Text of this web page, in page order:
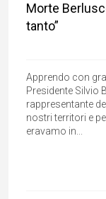
Morte
tanto”
Apprendo con
Presidente Silvio
rappresentante
nostri territori e
eravamo in...